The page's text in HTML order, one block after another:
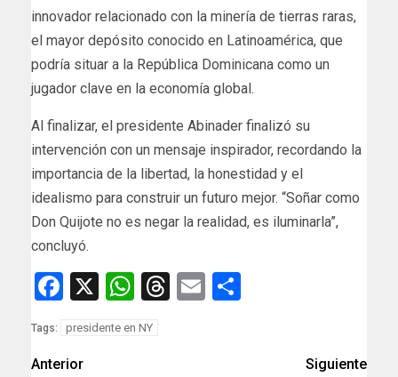
innovador relacionado con la minería de tierras raras,
el mayor depósito conocido en Latinoamérica, que
podría situar a la República Dominicana como un
jugador clave en la economía global.
Al finalizar, el presidente Abinader finalizó su
intervención con un mensaje inspirador, recordando la
importancia de la libertad, la honestidad y el
idealismo para construir un futuro mejor. “Soñar como
Don Quijote no es negar la realidad, es iluminarla”,
concluyó.
Facebook
X WhatsApp
Threads
Email
Tags: presidente en NY
Anterior
Siguiente